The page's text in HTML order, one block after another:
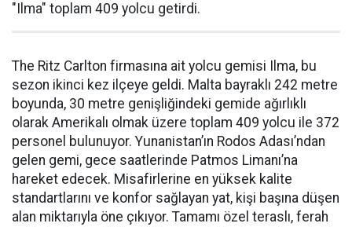
"Ilma" toplam 409 yolcu getirdi.
The Ritz Carlton firmasına ait yolcu gemisi Ilma, bu
sezon ikinci kez ilçeye geldi. Malta bayraklı 242 metre
boyunda, 30 metre genişliğindeki gemide ağırlıklı
olarak Amerikalı olmak üzere toplam 409 yolcu ile 372
personel bulunuyor. Yunanistan’ın Rodos Adası’ndan
gelen gemi, gece saatlerinde Patmos Limanı’na
hareket edecek. Misafirlerine en yüksek kalite
standartlarını ve konfor sağlayan yat, kişi başına düşen
alan miktarıyla öne çıkıyor. Tamamı özel teraslı, ferah